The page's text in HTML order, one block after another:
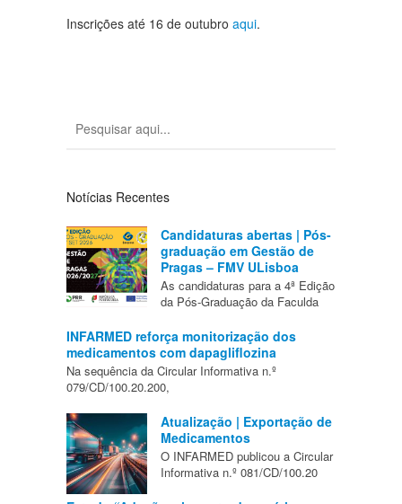
Inscrições até 16 de outubro aqui.
Notícias Recentes
Candidaturas abertas | Pós-
graduação em Gestão de
Pragas – FMV ULisboa
As candidaturas para a 4ª Edição
da Pós-Graduação da Faculda
INFARMED reforça monitorização dos
medicamentos com dapagliflozina
Na sequência da Circular Informativa n.º
079/CD/100.20.200,
Atualização | Exportação de
Medicamentos
O INFARMED publicou a Circular
Informativa n.º 081/CD/100.20